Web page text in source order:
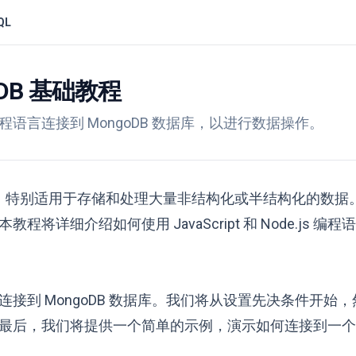
基础教程
言连接到 MongoDB 数据库，以进行数据操作。
别适用于存储和处理大量非结构化或半结构化的数据
教程将详细介绍如何使用 JavaScript 和 Node.js 编程
接到 MongoDB 数据库。我们将从设置先决条件开始
，我们将提供一个简单的示例，演示如何连接到一个